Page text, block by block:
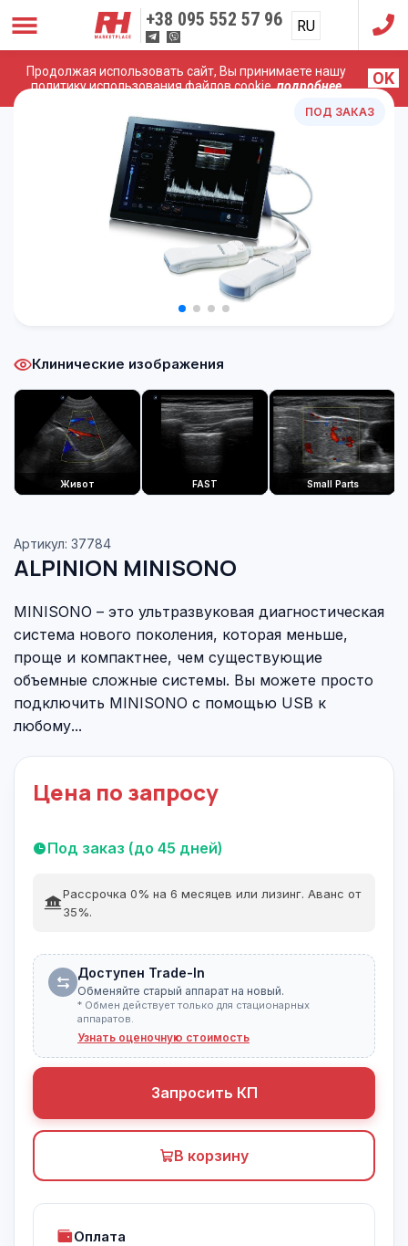
Продолжая использовать сайт, Вы принимаете нашу
политику использования файлов cookie,подробнее OK
+38 095 552 57 96 RU
UA
Главная/УЗИ Аппараты/Alpinion/ALPINION MINISONO
ПОД ЗАКАЗ
Клинические изображения
Живот FAST Small Parts
Артикул: 37784
ALPINION MINISONO
MINISONO – это ультразвуковая диагностическая
система нового поколения, которая меньше,
проще и компактнее, чем существующие
объемные сложные системы. Вы можете просто
подключить MINISONO с помощью USB к
любому...
Цена по запросу
Под заказ (до 45 дней)
Рассрочка 0% на 6 месяцев или лизинг. Аванс от
35%.
Доступен Trade-In
Обменяйте старый аппарат на новый.
* Обмен действует только для стационарных
аппаратов.
Узнать оценочную стоимость
Запросить КП
В корзину
Оплата